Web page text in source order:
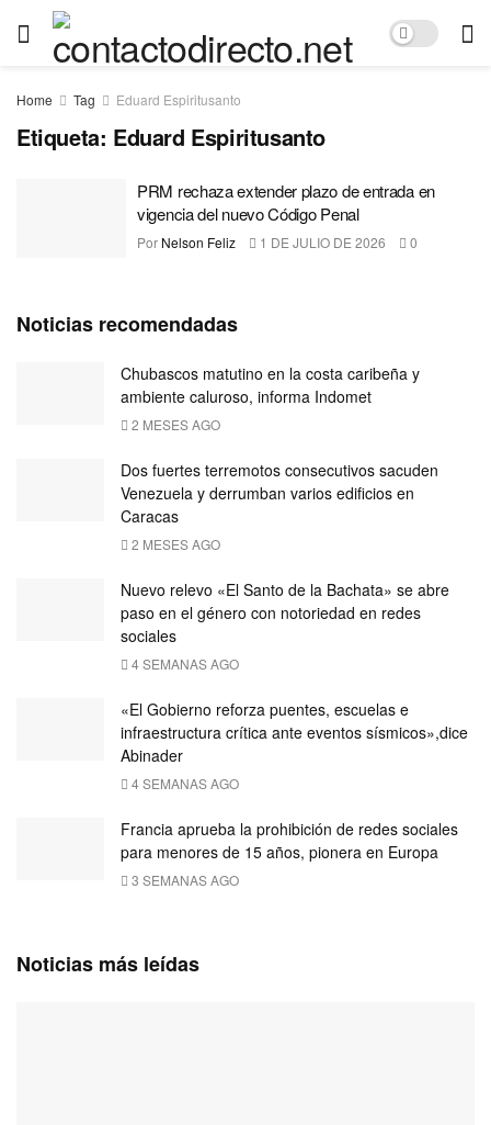
Home Tag Eduard Espiritusanto
Etiqueta: Eduard Espiritusanto
PRM rechaza extender plazo de entrada en
vigencia del nuevo Código Penal
Por Nelson Feliz 1 DE JULIO DE 2026 0
Noticias recomendadas
Chubascos matutino en la costa caribeña y
ambiente caluroso, informa Indomet
2 MESES AGO
Dos fuertes terremotos consecutivos sacuden
Venezuela y derrumban varios edificios en
Caracas
2 MESES AGO
Nuevo relevo «El Santo de la Bachata» se abre
paso en el género con notoriedad en redes
sociales
4 SEMANAS AGO
«El Gobierno reforza puentes, escuelas e
infraestructura crítica ante eventos sísmicos»,dice
Abinader
4 SEMANAS AGO
Francia aprueba la prohibición de redes sociales
para menores de 15 años, pionera en Europa
3 SEMANAS AGO
Noticias más leídas